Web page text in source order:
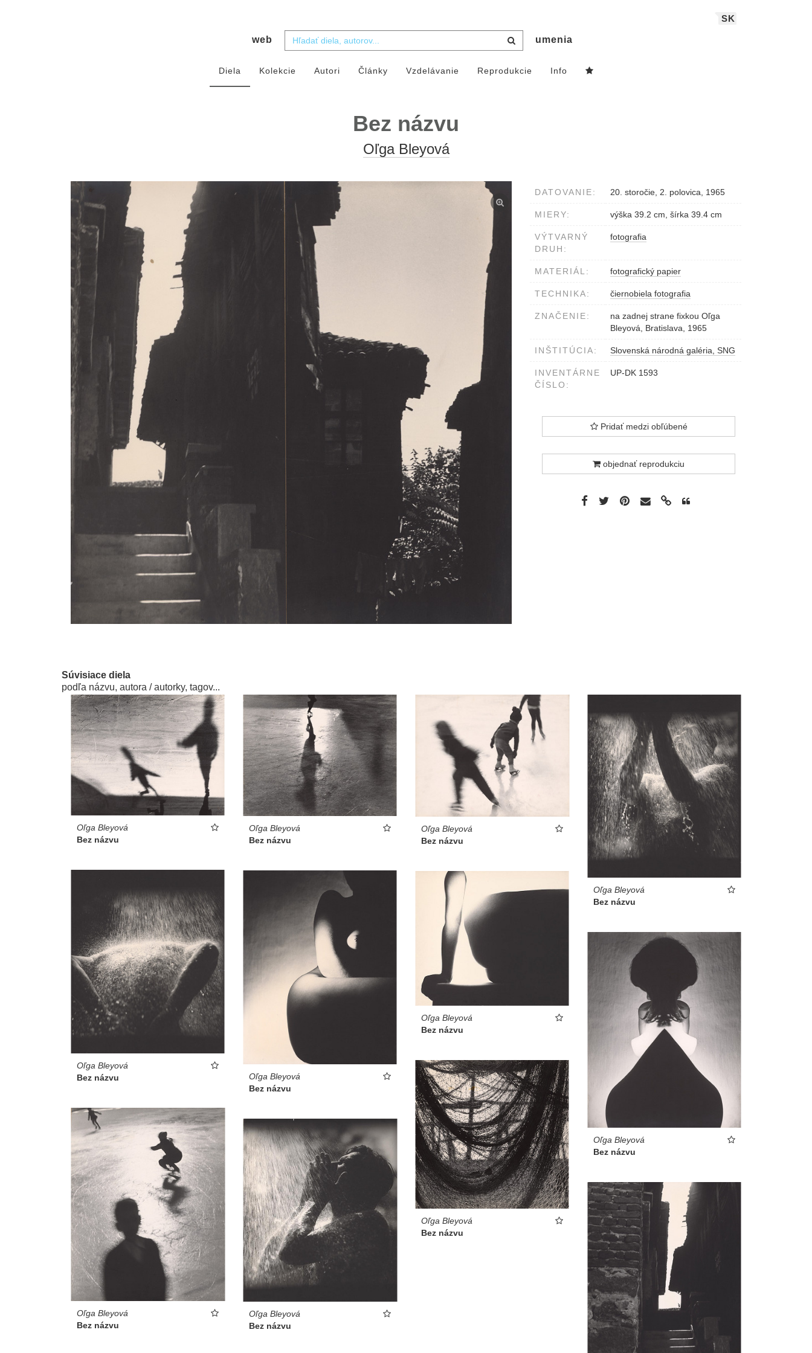
SK
web umenia
Diela Kolekcie Autori Články Vzdelávanie Reprodukcie Info
Bez názvu
Oľga Bleyová
DATOVANIE: 20. storočie, 2. polovica, 1965
MIERY: výška 39.2 cm, šírka 39.4 cm
VÝTVARNÝ
DRUH:
fotografia
MATERIÁL: fotografický papier
TECHNIKA: čiernobiela fotografia
ZNAČENIE:
na zadnej strane fixkou Oľga
Bleyová, Bratislava, 1965
INŠTITÚCIA: Slovenská národná galéria, SNG
INVENTÁRNE
ČÍSLO:
UP-DK 1593
Pridať medzi obľúbené
objednať reprodukciu
Súvisiace diela
podľa názvu, autora / autorky, tagov...
Oľga Bleyová
Bez názvu
Oľga Bleyová
Bez názvu
Oľga Bleyová
Bez názvu
Oľga Bleyová
Bez názvu
Oľga Bleyová
Bez názvu
Oľga Bleyová
Bez názvu
Oľga Bleyová
Bez názvu
Oľga Bleyová
Bez názvu
Oľga Bleyová
Bez názvu
Oľga Bleyová
Bez názvu
Oľga Bleyová
Bez názvu